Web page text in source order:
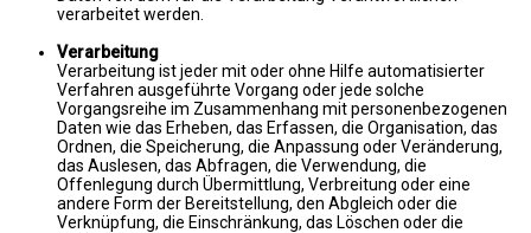
verarbeitet werden.
Verarbeitung
Verarbeitung ist jeder mit oder ohne Hilfe automatisierter
Verfahren ausgeführte Vorgang oder jede solche
Vorgangsreihe im Zusammenhang mit personenbezogenen
Daten wie das Erheben, das Erfassen, die Organisation, das
Ordnen, die Speicherung, die Anpassung oder Veränderung,
das Auslesen, das Abfragen, die Verwendung, die
Offenlegung durch Übermittlung, Verbreitung oder eine
andere Form der Bereitstellung, den Abgleich oder die
Verknüpfung, die Einschränkung, das Löschen oder die